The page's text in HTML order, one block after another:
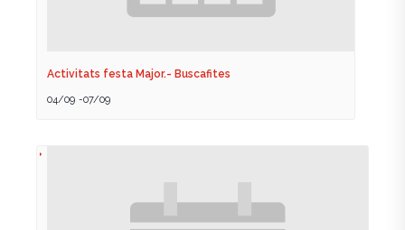
Activitats festa Major.- Buscafites
04/09 -07/09